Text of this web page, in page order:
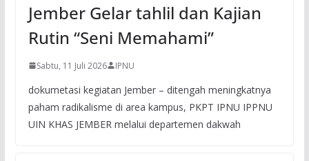
Jember Gelar tahlil dan Kajian
Rutin “Seni Memahami”
Sabtu, 11 Juli 2026 IPNU
dokumetasi kegiatan Jember – ditengah meningkatnya
paham radikalisme di area kampus, PKPT IPNU IPPNU
UIN KHAS JEMBER melalui departemen dakwah